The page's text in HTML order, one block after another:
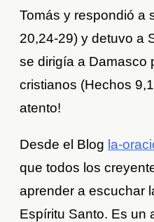
Tomás y respondió a
20,24-29) y detuvo a
se dirigía a Damasco
cristianos (Hechos
atento!
Desde el Blog la-
que todos los
aprender a escuchar
Espíritu Santo. Es un